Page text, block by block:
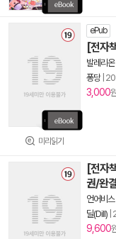
미리읽기
ePub
[전자
발레리온
퐁당|
3,000
[전자
권/완
언어비스
딜(Dill)
9,600